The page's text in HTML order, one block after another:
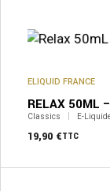
ELIQUID FRANCE
RELAX 50ML
Classics E-
19,90 €TTC